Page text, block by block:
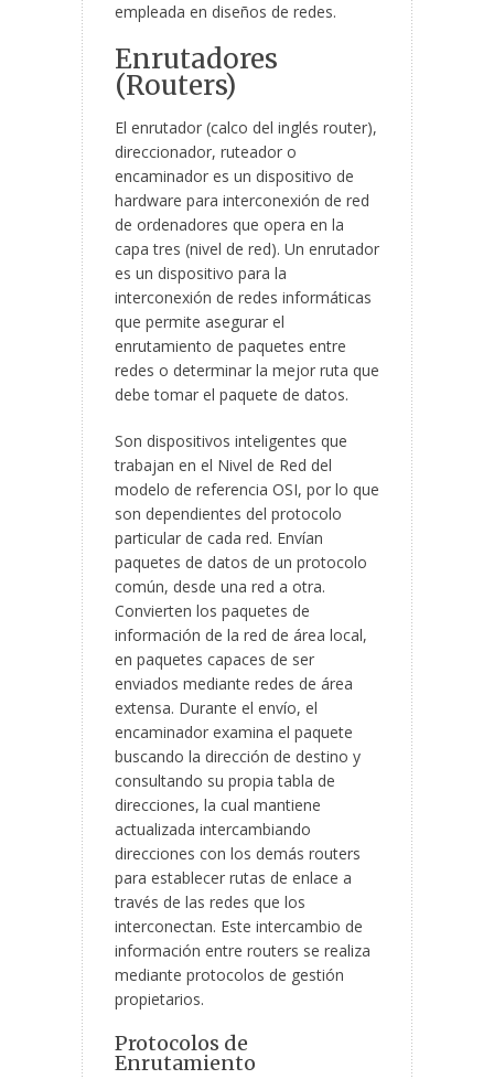
empleada en diseños de redes.
Enrutadores
(Routers)
El enrutador (calco del inglés router),
direccionador, ruteador o
encaminador es un dispositivo de
hardware para interconexión de red
de ordenadores que opera en la
capa tres (nivel de red). Un enrutador
es un dispositivo para la
interconexión de redes informáticas
que permite asegurar el
enrutamiento de paquetes entre
redes o determinar la mejor ruta que
debe tomar el paquete de datos.
Son dispositivos inteligentes que
trabajan en el Nivel de Red del
modelo de referencia OSI, por lo que
son dependientes del protocolo
particular de cada red. Envían
paquetes de datos de un protocolo
común, desde una red a otra.
Convierten los paquetes de
información de la red de área local,
en paquetes capaces de ser
enviados mediante redes de área
extensa. Durante el envío, el
encaminador examina el paquete
buscando la dirección de destino y
consultando su propia tabla de
direcciones, la cual mantiene
actualizada intercambiando
direcciones con los demás routers
para establecer rutas de enlace a
través de las redes que los
interconectan. Este intercambio de
información entre routers se realiza
mediante protocolos de gestión
propietarios.
Protocolos de
Enrutamiento